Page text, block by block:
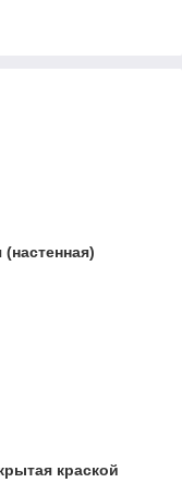
(настенная)
краской